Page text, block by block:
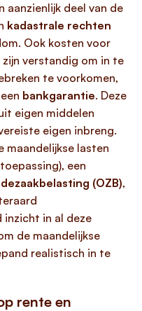
aanzienlijk deel van de
kadastrale rechten
Ook kosten voor
zijn verstandig om in te
te voorkomen,
bankgarantie. Deze
eigen middelen
eigen inbreng.
maandelijkse lasten
een
(OZB),
inzicht in al deze
de maandelijkse
realistisch in te
rente en